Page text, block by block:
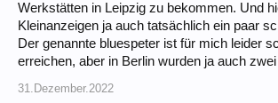
Werkstätten in Leipzig zu bekommen. Und
Kleinanzeigen ja auch tatsächlich ein paar
Der genannte bluespeter ist für mich leider
erreichen, aber in Berlin wurden ja auch
31.Dezember.2022